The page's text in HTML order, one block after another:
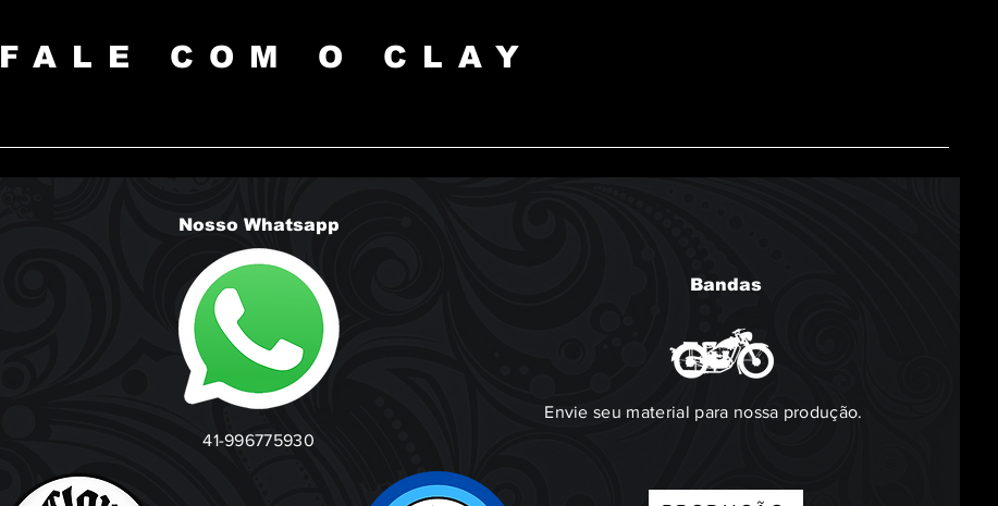
FALE COM O CLAY
Nosso Whatsapp
41-996775930
Bandas
Envie seu material para nossa produção.